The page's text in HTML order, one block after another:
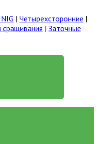
| Четырехсторонние |
сращивания | Заточные